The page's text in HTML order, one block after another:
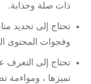
ذات صلة وجذابة.
تحتاج إلى تحديد
وفجوات المحتوى التي
تحتاج إلى التعرف
تميزها ، ومواءمة